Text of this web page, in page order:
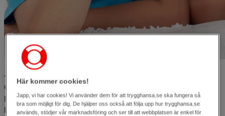
– Varje barn har en egen relation till sina föräldrar och
eventuella syskon. Ett barns position i syskonskaran
påverkar hans eller hennes roll i familjen, färgar
personligheten.
Här kommer cookies!
Japp, vi har cookies! Vi använder dem för att trygghansa.se ska fungera så
bra som möjligt för dig. De hjälper oss också att följa upp hur trygghansa.se
används, stödjer vår marknadsföring och ser till att webbplatsen är enkel för